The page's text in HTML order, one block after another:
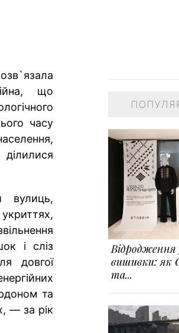
що
часу
вулиць,
і сліз
довгої
та
— за рік
Відродження
вишивки: як
та...